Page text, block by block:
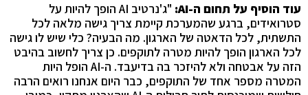
עוד הוסיף על תחום ה-AI
:
"ג'נרטיב AI הופך להיות על
סטרואידים, ברגע שהמערכת קיימת צריך גישה מלאה לכל
התשתית, לכל הדאטה של הארגון. מה הבעיה? כלי שיש לו גישה
לכל הארגון הופך להיות מטרה לתוקפים. כן צריך לחשוב בהיבט
הזה על אבטחה ולא להיזכר בה בדיעבד. ה-AI הופל היות
המטרה מספר אחד של התוקפים, כבר היום אנחנו רואים הרבה